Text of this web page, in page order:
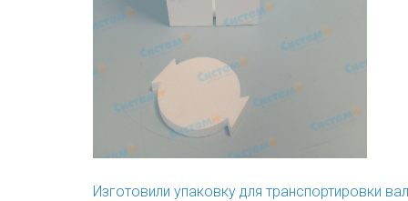
Изготовили упаковку для транспортировки